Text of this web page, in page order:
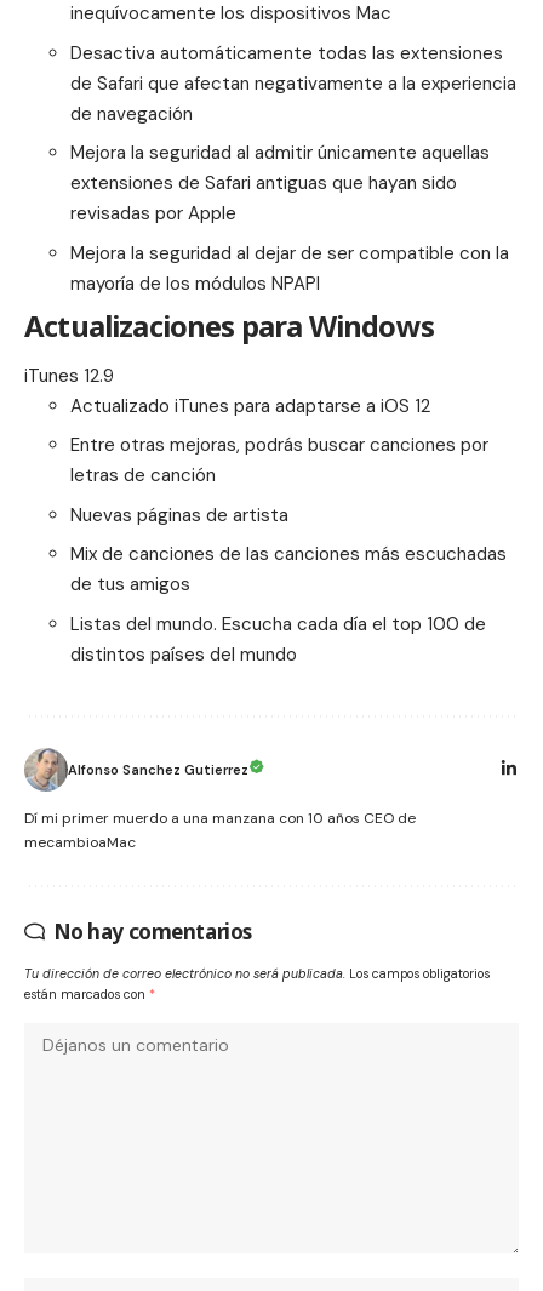
inequívocamente los dispositivos Mac
Desactiva automáticamente todas las extensiones
de Safari que afectan negativamente a la experiencia
de navegación
Mejora la seguridad al admitir únicamente aquellas
extensiones de Safari antiguas que hayan sido
revisadas por Apple
Mejora la seguridad al dejar de ser compatible con la
mayoría de los módulos NPAPI
Actualizaciones para Windows
iTunes 12.9
Actualizado iTunes para adaptarse a iOS 12
Entre otras mejoras, podrás buscar canciones por
letras de canción
Nuevas páginas de artista
Mix de canciones de las canciones más escuchadas
de tus amigos
Listas del mundo. Escucha cada día el top 100 de
distintos países del mundo
Alfonso Sanchez Gutierrez
Dí mi primer muerdo a una manzana con 10 años CEO de
mecambioaMac
No hay comentarios
Tu dirección de correo electrónico no será publicada. Los campos obligatorios
están marcados con *